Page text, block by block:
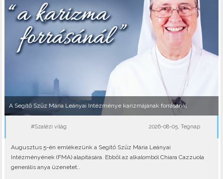
A Segítő Szűz Mária Leányai Intézménye karizmájának forrásánál
#Szalézi világ 2026-08-05, Tegnap
Augusztus 5-én emlékezünk a Segítő Szűz Mária Leányai
Intézményének (FMA) alapítására. Ebből az alkalomból Chiara Cazzuola
generális anya üzenetet..